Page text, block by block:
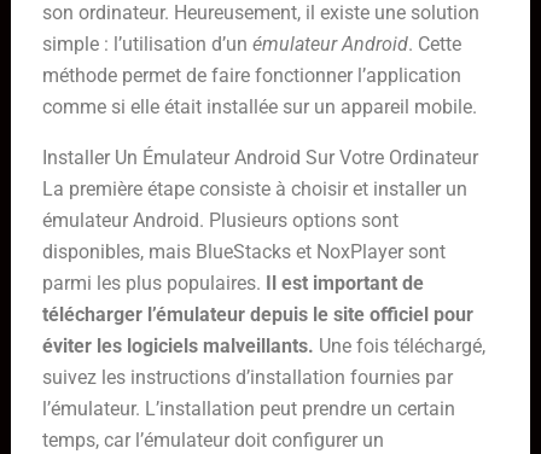
son ordinateur. Heureusement, il existe une solution
simple : l’utilisation d’un émulateur Android. Cette
méthode permet de faire fonctionner l’application
comme si elle était installée sur un appareil mobile.
Installer Un Émulateur Android Sur Votre Ordinateur
La première étape consiste à choisir et installer un
émulateur Android. Plusieurs options sont
disponibles, mais BlueStacks et NoxPlayer sont
parmi les plus populaires. Il est important de
télécharger l’émulateur depuis le site officiel pour
éviter les logiciels malveillants. Une fois téléchargé,
suivez les instructions d’installation fournies par
l’émulateur. L’installation peut prendre un certain
temps, car l’émulateur doit configurer un